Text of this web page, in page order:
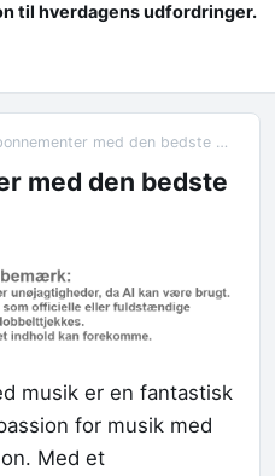
til hverdagens udfordringer.
Mobilabonnementer med den bedste musik
med den bedste
musik er en fantastisk
for musik med
Med et